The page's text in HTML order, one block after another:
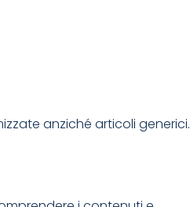
anziché articoli generici.